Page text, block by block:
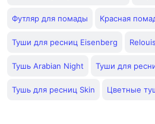
Футляр для помады Красная
Туши для ресниц Eisenberg
Тушь Arabian Night Туши для
Тушь для ресниц Skin Цветные